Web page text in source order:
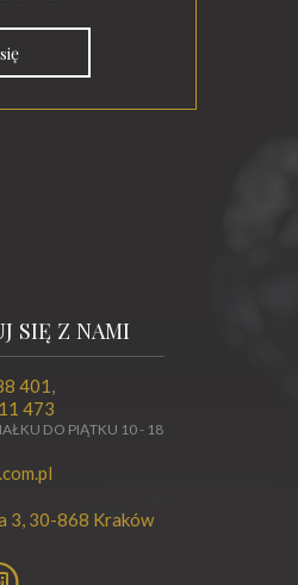
SIĘ Z NAMI
401 ,
473
DO PIĄTKU 10 - 18
3, 30-868 Kraków